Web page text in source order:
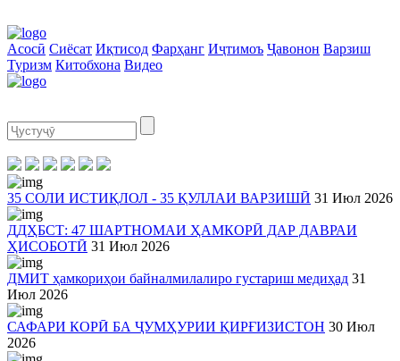
Асосӣ Сиёсат Иқтисод Фарҳанг Иҷтимоъ Ҷавонон Варзиш
Туризм Китобхона Видео
35 СОЛИ ИСТИҚЛОЛ - 35 ҚУЛЛАИ ВАРЗИШӢ 31 Июл 2026
ДДҲБСТ: 47 ШАРТНОМАИ ҲАМКОРӢ ДАР ДАВРАИ
ҲИСОБОТӢ 31 Июл 2026
ДМИТ ҳамкориҳои байналмилалиро густариш медиҳад 31
Июл 2026
САФАРИ КОРӢ БА ҶУМҲУРИИ ҚИРҒИЗИСТОН 30 Июл
2026